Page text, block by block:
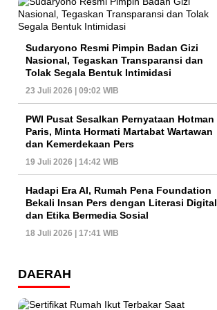
Sudaryono Resmi Pimpin Badan Gizi
Nasional, Tegaskan Transparansi dan
Tolak Segala Bentuk Intimidasi
23 Juli 2026 | 09:02 WIB
PWI Pusat Sesalkan Pernyataan Hotman
Paris, Minta Hormati Martabat Wartawan
dan Kemerdekaan Pers
19 Juli 2026 | 14:42 WIB
Hadapi Era AI, Rumah Pena Foundation
Bekali Insan Pers dengan Literasi Digital
dan Etika Bermedia Sosial
18 Juli 2026 | 17:41 WIB
DAERAH